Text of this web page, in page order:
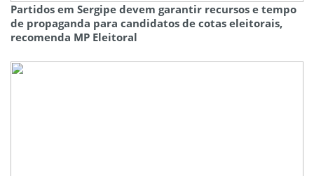
Partidos em Sergipe devem garantir recursos e tempo
de propaganda para candidatos de cotas eleitorais,
recomenda MP Eleitoral